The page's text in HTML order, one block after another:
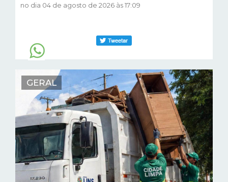
no dia 04 de agosto de 2026 às 17:09
GERAL